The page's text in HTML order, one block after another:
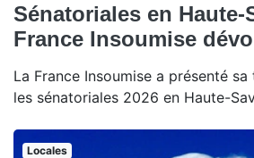
Sénatoriales en Haute-
France Insoumise
La France Insoumise a présenté
les sénatoriales 2026 en Haute-
Locales